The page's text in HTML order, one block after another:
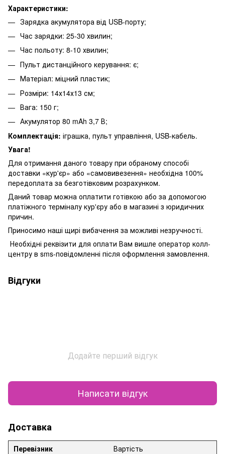
Характеристики:
Зарядка акумулятора від USB-порту;
Час зарядки: 25-30 хвилин;
Час польоту: 8-10 хвилин;
Пульт дистанційного керування: є;
Матеріал: міцний пластик;
Розміри: 14х14х13 см;
Вага: 150 г;
Акумулятор 80 mAh 3,7 В;
Комплектація: іграшка, пульт управління, USB-кабель.
Увага!
Для отримання даного товару при обраному способі
доставки «кур'єр» або «самовивезення» необхідна 100%
передоплата за безготівковим розрахунком.
Даний товар можна оплатити готівкою або за допомогою
платіжного терміналу кур'єру або в магазині з юридичних
причин.
Приносимо наші щирі вибачення за можливі незручності.
Необхідні реквізити для оплати Вам вишле оператор колл-
центру в sms-повідомленні після оформлення замовлення.
Відгуки
Додайте перший відгук
Написати відгук
Доставка
Перевізник Вартість